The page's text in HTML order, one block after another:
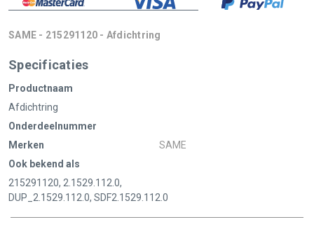
SAME - 215291120 - Afdichtring
Specificaties
Productnaam
Afdichtring
Onderdeelnummer
Merken
SAME
Ook bekend als
215291120, 2.1529.112.0,
DUP_2.1529.112.0, SDF2.1529.112.0